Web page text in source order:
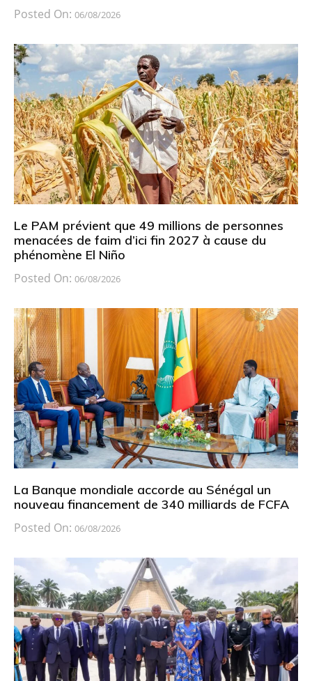
Posted On: 06/08/2026
Le PAM prévient que 49 millions de personnes
menacées de faim d’ici fin 2027 à cause du
phénomène El Niño
Posted On: 06/08/2026
La Banque mondiale accorde au Sénégal un
nouveau financement de 340 milliards de FCFA
Posted On: 06/08/2026